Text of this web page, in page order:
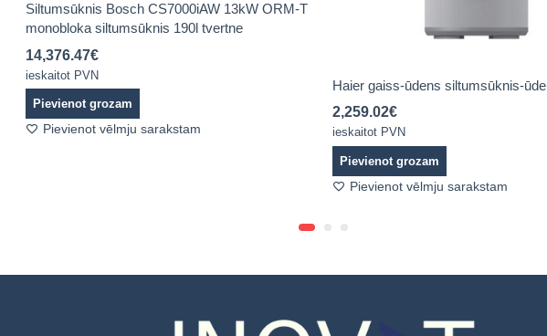
Siltumsūknis Bosch CS7000iAW 13kW ORM-T
monobloka siltumsūknis 190l tvertne
14,376.47€
ieskaitot PVN
Pievienot grozam
Pievienot vēlmju sarakstam
Haier gaiss-ūdens siltumsūknis-
2,259.02€
ieskaitot PVN
Pievienot grozam
Pievienot vēlmju sarakstam